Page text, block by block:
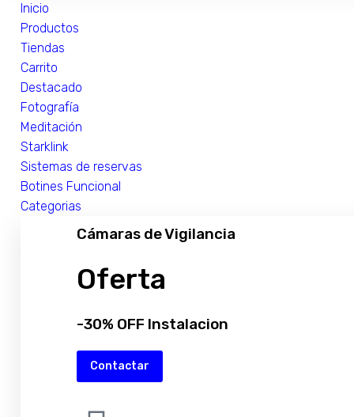
Inicio
Productos
Tiendas
Carrito
Destacado
Fotografía
Meditación
Starklink
Sistemas de reservas
Botines Funcional
Categorias
Cámaras de Vigilancia
Oferta
-30% OFF Instalacion
Contactar